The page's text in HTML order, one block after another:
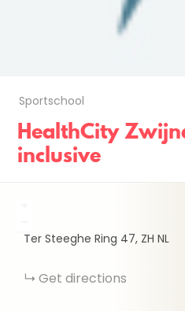
Sportschool
HealthCity
inclusive
Ter Steeghe Ring 47 ZH NL
Get directions